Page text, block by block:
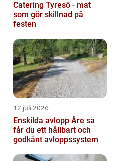
Catering Tyresö - mat
som gör skillnad på
festen
12 juli 2026
Enskilda avlopp Åre så
får du ett hållbart och
godkänt avloppssystem